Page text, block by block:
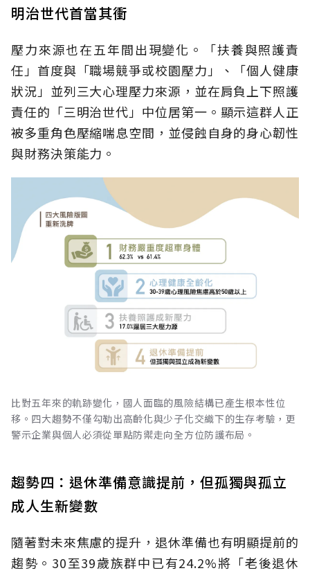
明治世代首當其衝
壓力來源也在五年間出現變化。「扶養與照護責
任」首度與「職場競爭或校園壓力」、「個人健康
狀況」並列三大心理壓力來源，並在肩負上下照護
責任的「三明治世代」中位居第一。顯示這群人正
被多重角色壓縮喘息空間，並侵蝕自身的身心韌性
與財務決策能力。
比對五年來的軌跡變化，國人面臨的風險結構已產生根本性位
移。四大趨勢不僅勾勒出高齡化與少子化交織下的生存考驗，更
警示企業與個人必須從單點防禦走向全方位防護布局。
趨勢四：退休準備意識提前，但孤獨與孤立
成人生新變數
隨著對未來焦慮的提升，退休準備也有明顯提前的
趨勢。30至39歲族群中已有24.2%將「老後退休